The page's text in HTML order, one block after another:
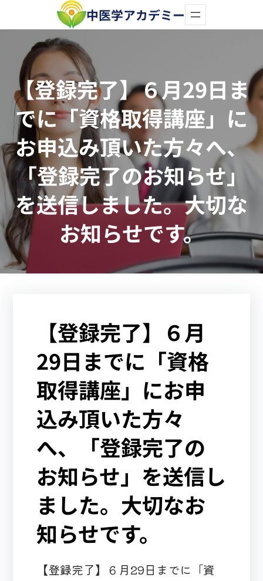
容
中医学アカデミー
【登録完了】６月29日ま
でに「資格取得講座」に
お申込み頂いた方々へ、
「登録完了のお知らせ」
を送信しました。大切な
お知らせです。
【登録完了】６月
29日までに「資格
取得講座」にお申
込み頂いた方々
へ、「登録完了の
お知らせ」を送信し
ました。大切なお
知らせです。
【登録完了】６月29日までに「資